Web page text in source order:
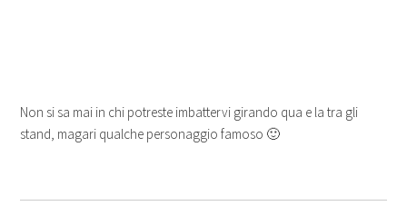
Non si sa mai in chi potreste imbattervi girando qua e la tra gli
stand, magari qualche personaggio famoso 🙂